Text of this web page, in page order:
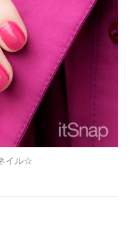
イル☆